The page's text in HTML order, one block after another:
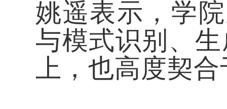
姚遥表示，学
与模式识别、
上，也高度契